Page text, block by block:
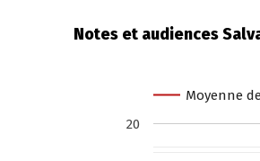
Notes et audiences
Moyenne
20